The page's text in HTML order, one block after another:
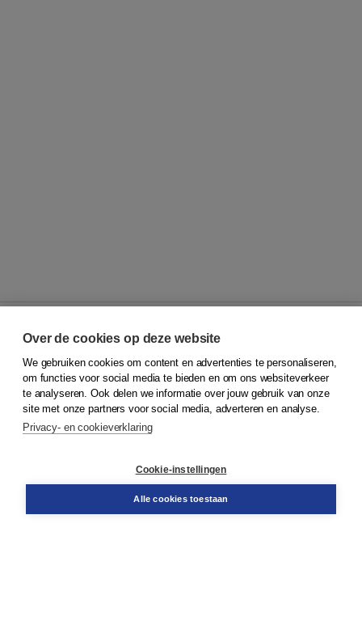
© 2026Koninklijke Boom uitgevers
Klantenservice
Service & informatie
Contact
Over de cookies op deze website
We gebruiken cookies om content en advertenties te personaliseren,
om functies voor social media te bieden en om ons websiteverkeer
te analyseren. Ook delen we informatie over jouw gebruik van onze
site met onze partners voor social media, adverteren en analyse.
Privacy- en cookieverklaring
Cookie-instellingen
Alle cookies toestaan